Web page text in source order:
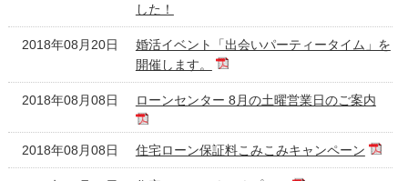
した！
2018年08月20日
婚活イベント「出会いパーティータイム」を
開催します。
2018年08月08日 ローンセンター 8月の土曜営業日のご案内
2018年08月08日 住宅ローン保証料こみこみキャンペーン